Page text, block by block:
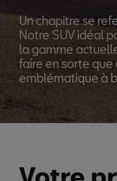
Un chapitre se
Notre SUV idéal
la gamme
faire en sorte que
emblématique à